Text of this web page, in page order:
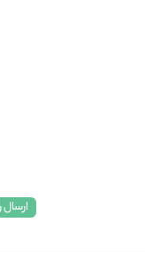
ارسال